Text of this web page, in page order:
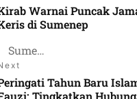
Warnai Puncak
di Sumenep
Sumenep
Tahun Baru
Tingkatkan